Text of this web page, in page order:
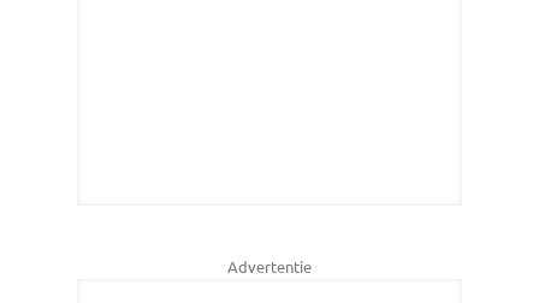
Advertentie